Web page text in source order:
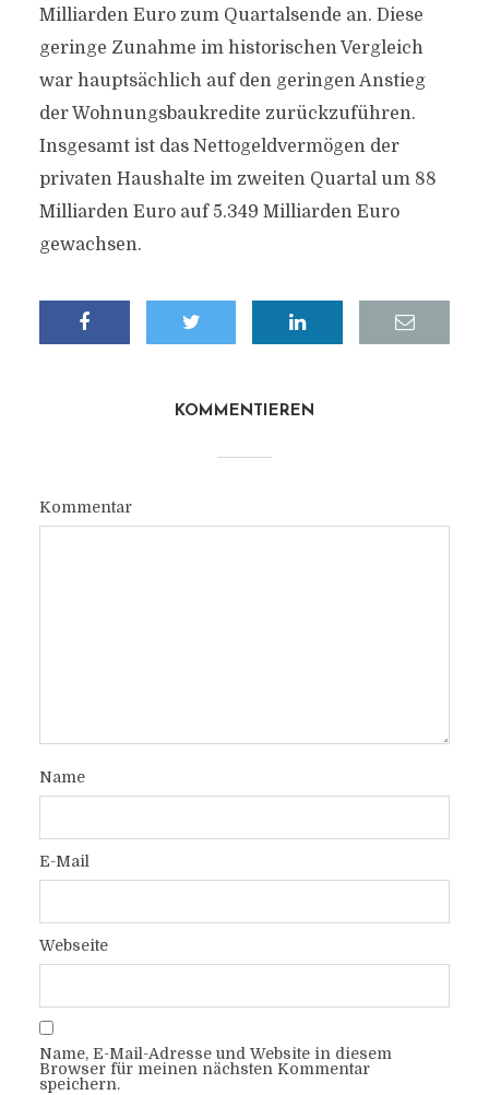
Milliarden Euro zum Quartalsende an. Diese
geringe Zunahme im historischen Vergleich
war hauptsächlich auf den geringen Anstieg
der Wohnungsbaukredite zurückzuführen.
Insgesamt ist das Nettogeldvermögen der
privaten Haushalte im zweiten Quartal um 88
Milliarden Euro auf 5.349 Milliarden Euro
gewachsen.
KOMMENTIEREN
Kommentar
Name
E-Mail
Webseite
Name, E-Mail-Adresse und Website in diesem
Browser für meinen nächsten Kommentar
speichern.